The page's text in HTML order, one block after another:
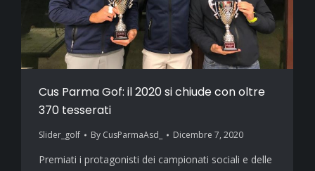
Cus Parma Gof: il 2020 si chiude con oltre
370 tesserati
Slider_golf By CusParmaAsd_ Dicembre 7, 2020
Premiati i protagonisti dei campionati sociali e delle